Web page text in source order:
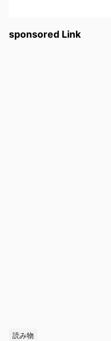
sponsored Link
読み物